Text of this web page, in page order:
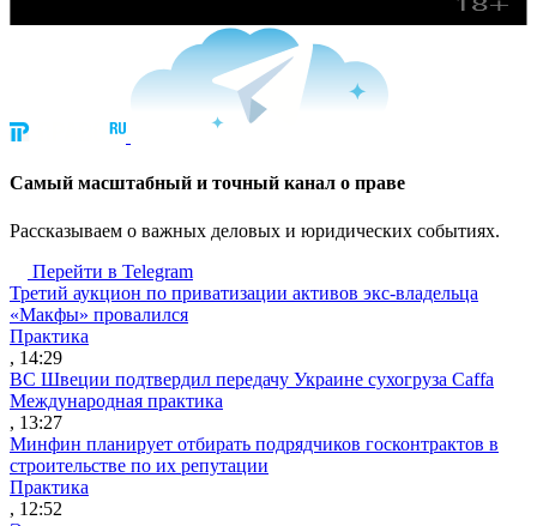
Cамый масштабный и точный канал о праве
Рассказываем о важных деловых и юридических событиях.
Перейти в Telegram
Третий аукцион по приватизации активов экс-владельца
«Макфы» провалился
Практика
, 14:29
ВС Швеции подтвердил передачу Украине сухогруза Caffa
Международная практика
, 13:27
Минфин планирует отбирать подрядчиков госконтрактов в
строительстве по их репутации
Практика
, 12:52